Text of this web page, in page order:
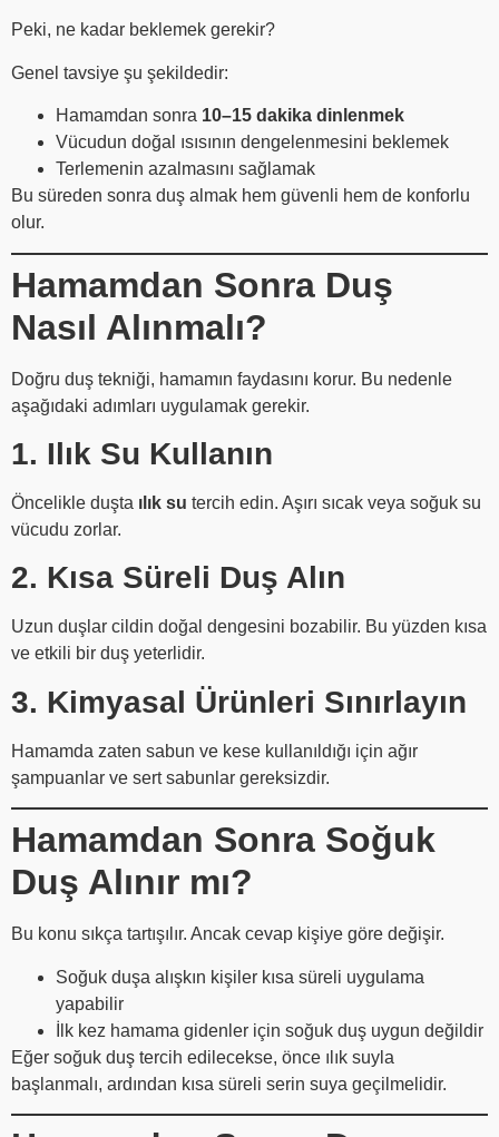
Peki, ne kadar beklemek gerekir?
Genel tavsiye şu şekildedir:
Hamamdan sonra 10–15 dakika dinlenmek
Vücudun doğal ısısının dengelenmesini beklemek
Terlemenin azalmasını sağlamak
Bu süreden sonra duş almak hem güvenli hem de konforlu
olur.
Hamamdan Sonra Duş
Nasıl Alınmalı?
Doğru duş tekniği, hamamın faydasını korur. Bu nedenle
aşağıdaki adımları uygulamak gerekir.
1. Ilık Su Kullanın
Öncelikle duşta ılık su tercih edin. Aşırı sıcak veya soğuk su
vücudu zorlar.
2. Kısa Süreli Duş Alın
Uzun duşlar cildin doğal dengesini bozabilir. Bu yüzden kısa
ve etkili bir duş yeterlidir.
3. Kimyasal Ürünleri Sınırlayın
Hamamda zaten sabun ve kese kullanıldığı için ağır
şampuanlar ve sert sabunlar gereksizdir.
Hamamdan Sonra Soğuk
Duş Alınır mı?
Bu konu sıkça tartışılır. Ancak cevap kişiye göre değişir.
Soğuk duşa alışkın kişiler kısa süreli uygulama
yapabilir
İlk kez hamama gidenler için soğuk duş uygun değildir
Eğer soğuk duş tercih edilecekse, önce ılık suyla
başlanmalı, ardından kısa süreli serin suya geçilmelidir.